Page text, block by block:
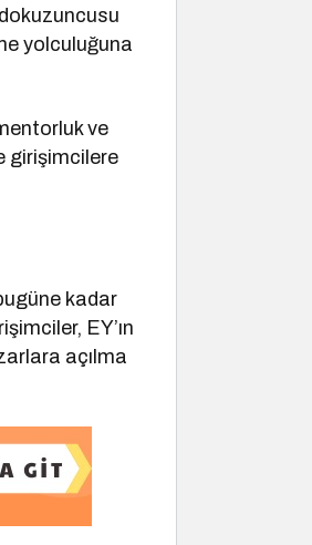
yolculuğuna
ve
girişimcilere
kadar
EY’ın
açılma